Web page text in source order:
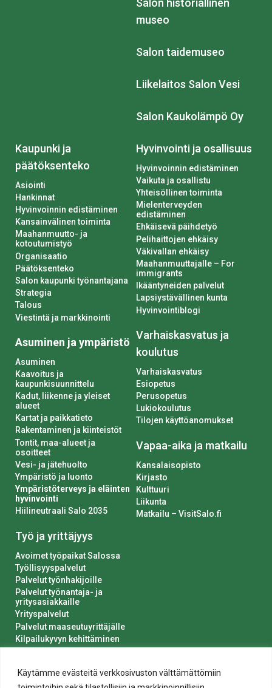
Käytämme evästeitä verkkosivuston välttämättömiin
museo
Salon taidemuseo
Liikelaitos Salon Vesi
Salon Kaukolämpö Oy
Kaupunki ja
päätöksenteko
Asiointi
Hankinnat
Hyvinvoinnin edistäminen
Kansainvälinen toiminta
Maahanmuutto- ja
kotoutumistyö
Organisaatio
Päätöksenteko
Salon kaupunki työnantajana
Strategia
Talous
Viestintä ja markkinointi
Asuminen ja ympäristö
Asuminen
Kaavoitus ja
kaupunkisuunnittelu
Kadut, liikenne ja yleiset
alueet
Kartat ja paikkatieto
Rakentaminen ja kiinteistöt
Tontit, maa-alueet ja
osoitteet
Vesi- ja jätehuolto
Ympäristö ja luonto
Ympäristöterveys ja eläinten
hyvinvointi
Hiilineutraali Salo 2035
Työ ja yrittäjyys
Avoimet työpaikat Salossa
Työllisyyspalvelut
Palvelut työnhakijoille
Palvelut työnantaja- ja
yritysasiakkaille
Yrityspalvelut
Palvelut maaseutuyrittäjälle
Kilpailukyvyn kehittäminen
Hyvinvointi ja osallisuus
Hyvinvoinnin edistäminen
Vaikuta ja osallistu
Yhteisöllinen toiminta
Mielenterveyden
edistäminen
Ehkäisevä päihdetyö
Pelihaittojen ehkäisy
Väkivallan ehkäisy
Maahanmuuttajalle – For
immigrants
Ikääntyneiden palvelut
Lapsiystävällinen kunta
Hyvinvointiblogi
Varhaiskasvatus ja
koulutus
Varhaiskasvatus
Esiopetus
Perusopetus
Lukiokoulutus
Tilojen käyttöanomukset
Vapaa-aika ja matkailu
Kansalaisopisto
Kirjasto
Kulttuuri
Liikunta
Matkailu – VisitSalo.fi